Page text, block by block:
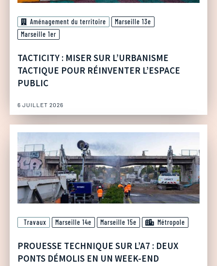
Aménagement du territoire
Marseille 13e
Marseille 1er
TACTICITY : MISER SUR L’URBANISME
TACTIQUE POUR RÉINVENTER L’ESPACE
PUBLIC
6 JUILLET 2026
Travaux Marseille 14e Marseille 15e Métropole
PROUESSE TECHNIQUE SUR L’A7 : DEUX
PONTS DÉMOLIS EN UN WEEK-END